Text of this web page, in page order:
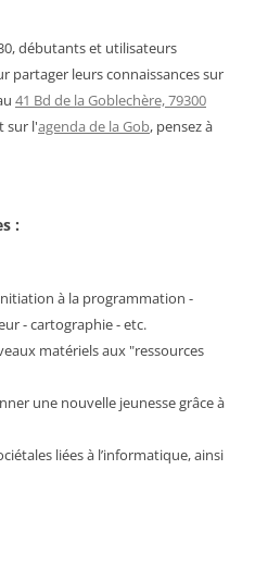
débutants et utilisateurs
partager leurs connaissances sur
41 Bd de la Goblechère, 79300
sur l'agenda de la Gob, pensez à
:
à la programmation -
- cartographie - etc.
matériels aux "ressources
une nouvelle jeunesse grâce à
liées à l’informatique, ainsi